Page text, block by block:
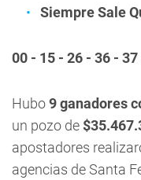
Siempre Sale
00 - 15 - 26 - 36 - 37
Hubo9 ganadores
un pozo de
apostadores
agencias de Santa